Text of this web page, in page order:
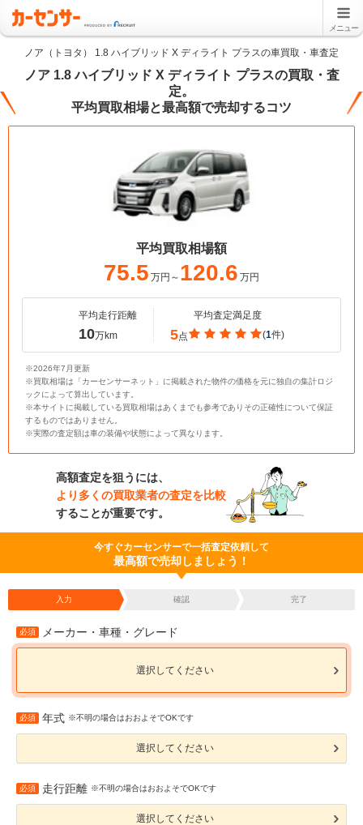
メニュー
ノア（トヨタ） 1.8 ハイブリッド X ディライト プラスの車買取・車査定
ノア 1.8 ハイブリッド X ディライト プラスの買取・査
定。
平均買取相場と最高額で売却するコツ
平均買取相場額
75.5 万円～ 120.6 万円
平均走行距離
10万km
平均査定満足度
5点 (1件)
※2026年7月更新
※買取相場は「カーセンサーネット」に掲載された物件の価格を元に独自の集計ロジ
ックによって算出しています。
※本サイトに掲載している買取相場はあくまでも参考でありその正確性について保証
するものではありません。
※実際の査定額は車の装備や状態によって異なります。
高額査定を狙うには、
より多くの買取業者の査定を比較
することが重要です。
今すぐカーセンサーで一括査定依頼して
最高額で売却しましょう！
入力 確認 完了
必須 メーカー・車種・グレード
選択してください
必須 年式 ※不明の場合はおおよそでOKです
選択してください
必須 走行距離 ※不明の場合はおおよそでOKです
選択してください